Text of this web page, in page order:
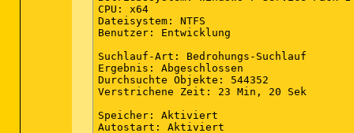
CPU: x64
Dateisystem: NTFS
Benutzer: Entwicklung
Suchlauf-Art: Bedrohungs-Suchlauf
Ergebnis: Abgeschlossen
Durchsuchte Objekte: 544352
Verstrichene Zeit: 23 Min, 20 Sek
Speicher: Aktiviert
Autostart: Aktiviert